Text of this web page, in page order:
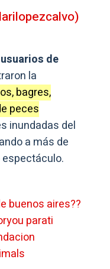
usuarios de
la
bagres,
peces
inundadas del
a más de
buenos aires??
parati